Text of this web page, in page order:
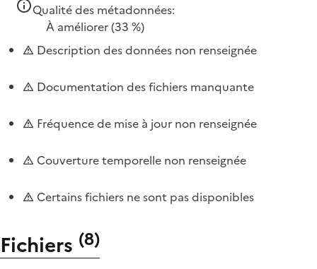
Qualité des métadonnées:
À améliorer(33 %)
Description des données non renseignée
Documentation des fichiers manquante
Fréquence de mise à jour non renseignée
Couverture temporelle non renseignée
Certains fichiers ne sont pas disponibles
Fichiers (8)